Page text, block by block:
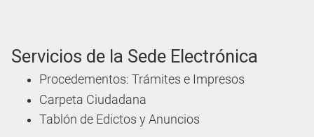
Servicios de la Sede Electrónica
Procedementos: Trámites e Impresos
Carpeta Ciudadana
Tablón de Edictos y Anuncios